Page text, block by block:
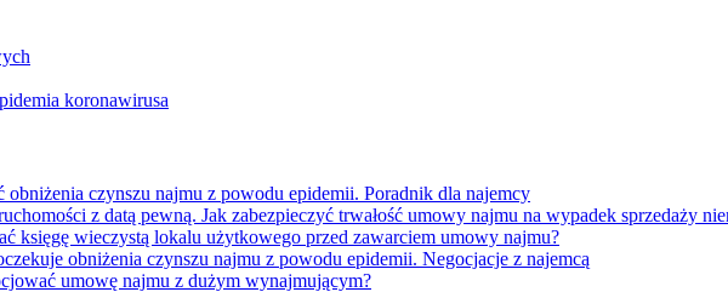
koronawirusa
obniżenia czynszu najmu z powodu epidemii. Poradnik dla najemcy
z datą pewną. Jak zabezpieczyć trwałość umowy najmu na wypadek sprzedaży
księgę wieczystą lokalu użytkowego przed zawarciem umowy najmu?
obniżenia czynszu najmu z powodu epidemii. Negocjacje z najemcą
umowę najmu z dużym wynajmującym?